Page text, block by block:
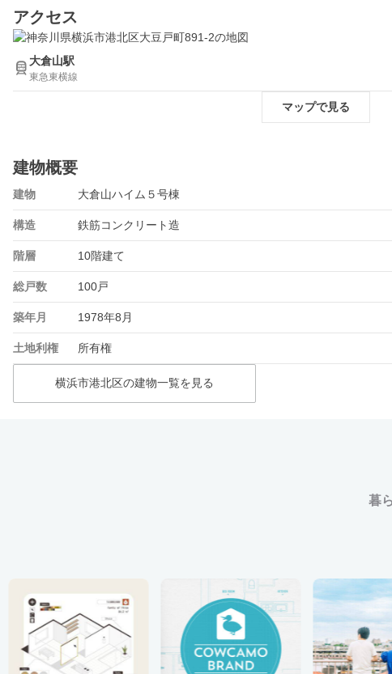
アクセス
大倉山駅
東急東横線
マップで見る
建物概要
建物 大倉山ハイム５号棟
構造 鉄筋コンクリート造
階層 10階建て
総戸数 100戸
築年月 1978年8月
土地利権 所有権
横浜市港北区の建物一覧を見る
暮